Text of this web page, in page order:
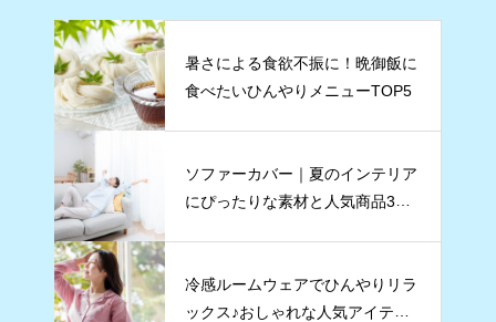
暑さによる食欲不振に！晩御飯に
食べたいひんやりメニューTOP5
ソファーカバー｜夏のインテリア
にぴったりな素材と人気商品3点
冷感ルームウェアでひんやりリラ
ックス♪おしゃれな人気アイテムT